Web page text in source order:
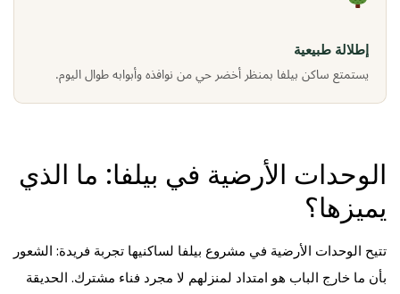
إطلالة طبيعية
يستمتع ساكن بيلفا بمنظر أخضر حي من نوافذه وأبوابه طوال اليوم.
الوحدات الأرضية في بيلفا: ما الذي
يميزها؟
تتيح الوحدات الأرضية في مشروع بيلفا لساكنيها تجربة فريدة: الشعور
بأن ما خارج الباب هو امتداد لمنزلهم لا مجرد فناء مشترك. الحديقة